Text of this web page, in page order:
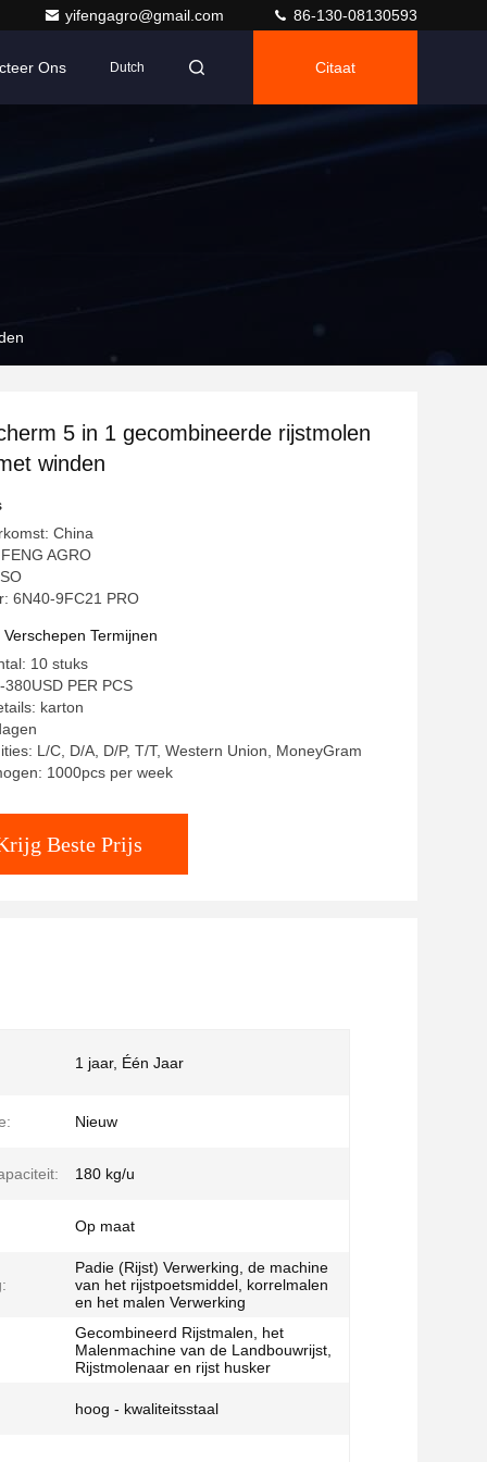
yifengagro@gmail.com 86-130-08130593
Ons Dutch Citaat
5 in 1 gecombineerde rijstmolen
winden
China
AGRO
6N40-9FC21 PRO
Termijnen
10 stuks
PER PCS
karton
L/C, D/A, D/P, T/T, Western Union, MoneyGram
1000pcs per week
Beste Prijs
1 jaar, Één Jaar
Nieuw
180 kg/u
Op maat
Padie (Rijst) Verwerking, de machine
van het rijstpoetsmiddel, korrelmalen
en het malen Verwerking
Gecombineerd Rijstmalen, het
Malenmachine van de Landbouwrijst,
Rijstmolenaar en rijst husker
hoog - kwaliteitsstaal